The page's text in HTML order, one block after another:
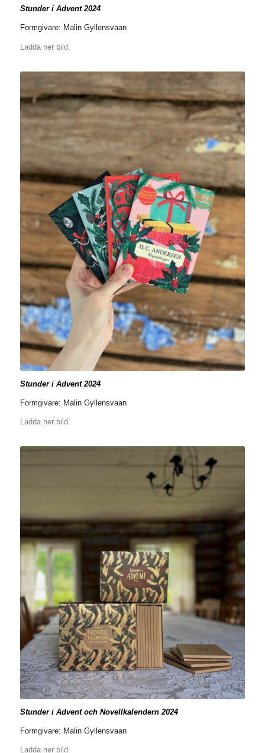
Stunder i Advent 2024
Formgivare: Malin Gyllensvaan
Ladda ner bild.
Stunder i Advent 2024
Formgivare: Malin Gyllensvaan
Ladda ner bild.
Stunder i Advent och Novellkalendern 2024
Formgivare: Malin Gyllensvaan
Ladda ner bild.